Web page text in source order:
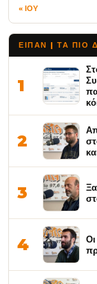
« ΙΟΥ
ΕΙΠΑΝ | ΤΑ ΠΙΟ
1
2
3
4